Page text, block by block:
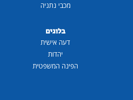
מכבי נתניה
בלוגים
דעה אישית
יהדות
הפינה המשפטית